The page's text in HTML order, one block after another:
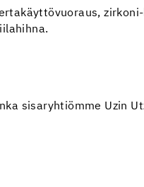
sisaryhtiömme Uzin